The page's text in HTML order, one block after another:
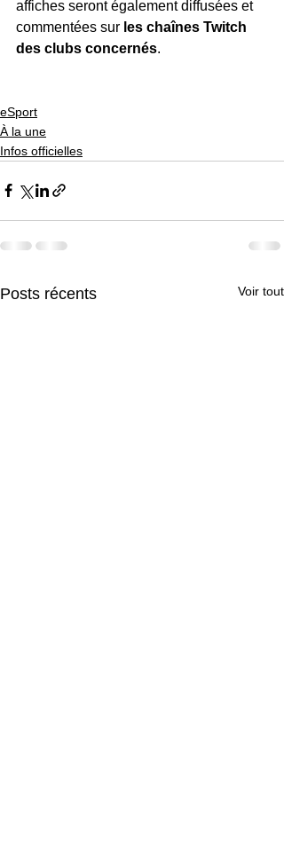
affiches seront également diffusées et
commentées sur les chaînes Twitch
des clubs concernés.
eSport
À la une
Infos officielles
Posts récents Voir tout